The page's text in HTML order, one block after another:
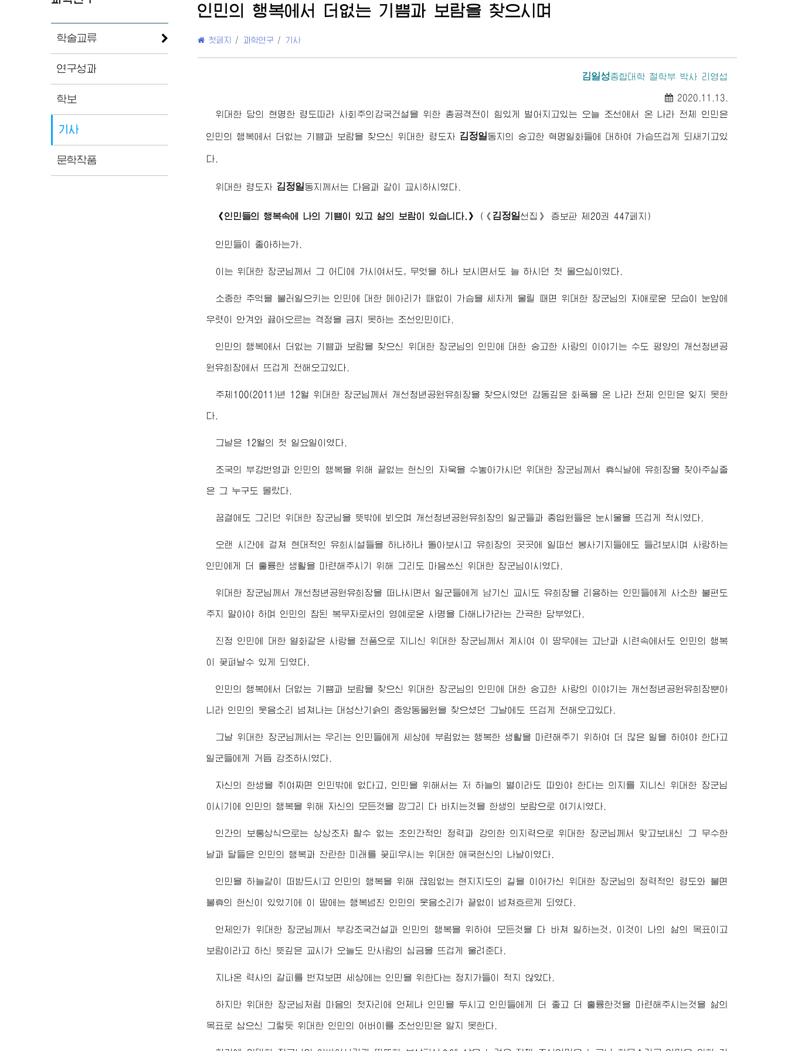
학술교류
연구성과
학보
기사
문학작품
인민의 행복에서 더없는 기쁨과 보람을 찾으시며
첫페지 / 과학연구 / 기사
김일성종합대학 철학부 박사 리영섭
2020.11.13.
위대한 당의 현명한 령도따라 사회주의강국건설을 위한 총공격전이 힘있게 벌어지고있는 오늘 조선에서 온 나라 전체 인민은
인민의 행복에서 더없는 기쁨과 보람을 찾으신위대한 령도자 김정일동지 의 숭고한 혁명일화들에 대하여 가슴뜨겁게 되새기고있
다.
위대한 령도자 김정일동지 께서는 다음과 같이 교시하시였다.
《인민들의 행복속에 나의 기쁨이 있고 삶의 보람이 있습니다.》 ( 《 김정일선집》 증보판 제20권 447페지)
인민들이 좋아하는가.
이는 위대한 장군님께서 그 어디에 가시여서도, 무엇을 하나 보시면서도 늘 하시던 첫 물으심이였다.
소중한 추억을 불러일으키는 인민에 대한 메아리가 때없이 가슴을 세차게 울릴 때면 위대한 장군님의 자애로운 모습이 눈앞에
우렷이 안겨와 끓어오르는 격정을 금치 못하는 조선인민이다.
인민의 행복에서 더없는 기쁨과 보람을 찾으신 위대한 장군님 의 인민에 대한 숭고한 사랑의 이야기는 수도 평양의 개선청년공
원유희장에서 뜨겁게 전해오고있다.
주체100(2011)년 12월 위대한 장군님께서 개선청년공원유희장을 찾으시였던 감동깊은 화폭을 온 나라 전체 인민은 잊지 못한
다.
그날은 12월의 첫 일요일이였다.
조국의 부강번영과 인민의 행복을 위해 끝없는 헌신의 자욱을 수놓아가시던위대한 장군님께서 휴식날에 유희장을 찾아주실줄
은 그 누구도 몰랐다.
꿈결에도 그리던 위대한 장군님 을 뜻밖에 뵈오며 개선청년공원유희장의 일군들과 종업원들은 눈시울을 뜨겁게 적시였다.
오랜 시간에 걸쳐 현대적인 유희시설들을 하나하나 돌아보시고 유희장의 곳곳에 일떠선 봉사기지들에도 들려보시며 사랑하는
인민에게 더 훌륭한 생활을 마련해주시기 위해 그리도 마음쓰신 위대한 장군님 이시였다.
위대한 장군님께서 개선청년공원유희장을 떠나시면서 일군들에게 남기신 교시도 유희장을 리용하는 인민들에게 사소한 불편도
주지 말아야 하며 인민의 참된 복무자로서의 영예로운 사명을 다해나가라는 간곡한 당부였다.
진정 인민에 대한 열화같은 사랑을 천품으로 지니신 위대한 장군님께서 계시여 이 땅우에는 고난과 시련속에서도 인민의 행복
이 꽃펴날수 있게 되였다.
인민의 행복에서 더없는 기쁨과 보람을 찾으신위대한 장군님 의 인민에 대한 숭고한 사랑의 이야기는 개선청년공원유희장뿐아
니라 인민의 웃음소리 넘쳐나는 대성산기슭의 중앙동물원을 찾으셨던 그날에도 뜨겁게 전해오고있다.
그날위대한 장군님께서 는 우리는 인민들에게 세상에 부럼없는 행복한 생활을 마련해주기 위하여 더 많은 일을 하여야 한다고
일군들에게 거듭 강조하시였다.
자신의 한생을 쥐여짜면 인민밖에 없다고, 인민을 위해서는 저 하늘의 별이라도 따와야 한다는 의지를 지니신위대한 장군님
이시기에 인민의 행복을 위해 자신의 모든것을 깡그리 다 바치는것을 한생의 보람으로 여기시였다.
인간의 보통상식으로는 상상조차 할수 없는 초인간적인 정력과 강의한 의지력으로위대한 장군님께서 맞고보내신 그 무수한
날과 달들은 인민의 행복과 찬란한 미래를 꽃피우시는 위대한 애국헌신의 나날이였다.
인민을 하늘같이 떠받드시고 인민의 행복을 위해 끊임없는 현지지도의 길을 이어가신 위대한 장군님 의 정력적인 령도와 불면
불휴의 헌신이 있었기에 이 땅에는 행복넘친 인민의 웃음소리가 끝없이 넘쳐흐르게 되였다.
언제인가 위대한 장군님께서 부강조국건설과 인민의 행복을 위하여 모든것을 다 바쳐 일하는것, 이것이 나의 삶의 목표이고
보람이라고 하신 뜻깊은 교시가 오늘도 만사람의 심금을 뜨겁게 울려준다.
지나온 력사의 갈피를 번져보면 세상에는 인민을 위한다는 정치가들이 적지 않았다.
하지만 위대한 장군님 처럼 마음의 첫자리에 언제나 인민을 두시고 인민들에게 더 좋고 더 훌륭한것을 마련해주시는것을 삶의
목표로 삼으신 그렇듯 위대한 인민의 어버이 를 조선인민은 알지 못한다.